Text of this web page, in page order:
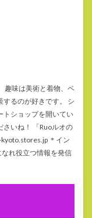
趣味は美術と着物、ベ
するのが好きです。 シ
トショップを開いてい
さいね！ 「Ruoルオの
＊イン
れ役立つ情報を発信